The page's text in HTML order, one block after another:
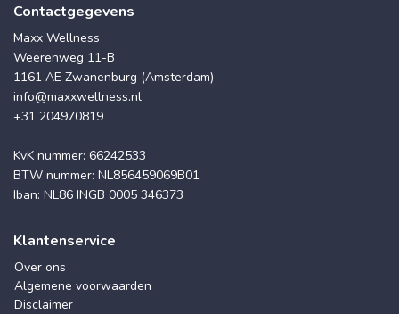
Contactgegevens
Maxx Wellness
Weerenweg 11-B
1161 AE Zwanenburg (Amsterdam)
info@maxxwellness.nl
+31 204970819
KvK nummer: 66242533
BTW nummer: NL856459069B01
Iban: NL86 INGB 0005 346373
Klantenservice
Over ons
Algemene voorwaarden
Disclaimer